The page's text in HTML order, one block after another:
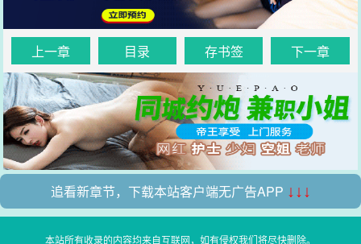
上一章 目录 存书签 下一章
追看新章节，下载本站客户端无广告APP ↓↓↓
本站所有收录的内容均来自互联网，如有侵权我们将尽快删除。